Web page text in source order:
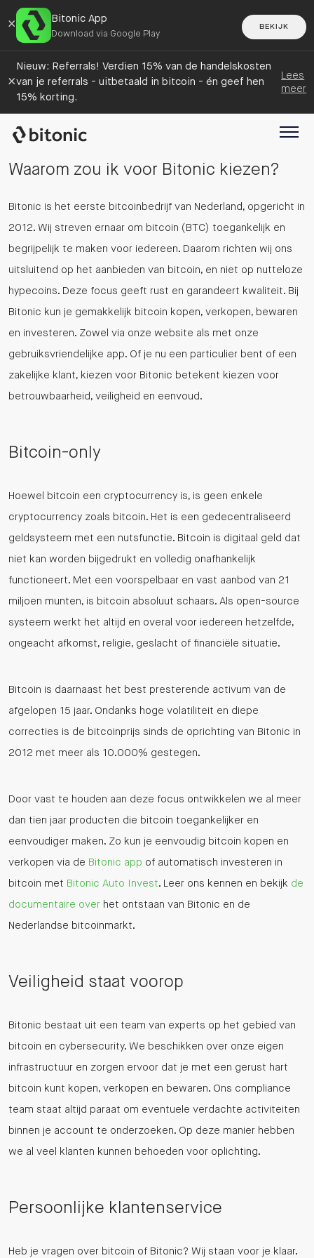
× Bitonic App
Download via Google Play
BEKIJK
×
Nieuw: Referrals! Verdien 15% van de handelskosten
van je referrals - uitbetaald in bitcoin - én geef hen
15% korting.
Lees
meer
Waarom zou ik voor Bitonic kiezen?
Bitonic is het eerste bitcoinbedrijf van Nederland, opgericht in
2012. Wij streven ernaar om bitcoin (BTC) toegankelijk en
begrijpelijk te maken voor iedereen. Daarom richten wij ons
uitsluitend op het aanbieden van bitcoin, en niet op nutteloze
hypecoins. Deze focus geeft rust en garandeert kwaliteit. Bij
Bitonic kun je gemakkelijk bitcoin kopen, verkopen, bewaren
en investeren. Zowel via onze website als met onze
gebruiksvriendelijke app. Of je nu een particulier bent of een
zakelijke klant, kiezen voor Bitonic betekent kiezen voor
betrouwbaarheid, veiligheid en eenvoud.
Bitcoin-only
Hoewel bitcoin een cryptocurrency is, is geen enkele
cryptocurrency zoals bitcoin. Het is een gedecentraliseerd
geldsysteem met een nutsfunctie. Bitcoin is digitaal geld dat
niet kan worden bijgedrukt en volledig onafhankelijk
functioneert. Met een voorspelbaar en vast aanbod van 21
miljoen munten, is bitcoin absoluut schaars. Als open-source
systeem werkt het altijd en overal voor iedereen hetzelfde,
ongeacht afkomst, religie, geslacht of financiële situatie.
Bitcoin is daarnaast het best presterende activum van de
afgelopen 15 jaar. Ondanks hoge volatiliteit en diepe
correcties is de bitcoinprijs sinds de oprichting van Bitonic in
2012 met meer als 10.000% gestegen.
Door vast te houden aan deze focus ontwikkelen we al meer
dan tien jaar producten die bitcoin toegankelijker en
eenvoudiger maken. Zo kun je eenvoudig bitcoin kopen en
verkopen via de Bitonic app of automatisch investeren in
bitcoin met Bitonic Auto Invest. Leer ons kennen en bekijk de
documentaire over het ontstaan van Bitonic en de
Nederlandse bitcoinmarkt.
Veiligheid staat voorop
Bitonic bestaat uit een team van experts op het gebied van
bitcoin en cybersecurity. We beschikken over onze eigen
infrastructuur en zorgen ervoor dat je met een gerust hart
bitcoin kunt kopen, verkopen en bewaren. Ons compliance
team staat altijd paraat om eventuele verdachte activiteiten
binnen je account te onderzoeken. Op deze manier hebben
we al veel klanten kunnen behoeden voor oplichting.
Persoonlijke klantenservice
Heb je vragen over bitcoin of Bitonic? Wij staan voor je klaar.